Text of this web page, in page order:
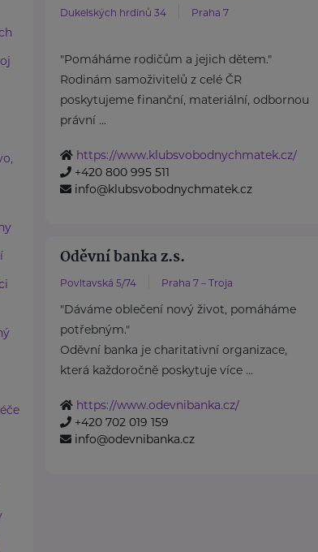
Dukelských hrdinů 34 Praha 7
"Pomáháme rodičům a jejich dětem."
Rodinám samoživitelů z celé ČR
poskytujeme finanční, materiální, odbornou
právní ...
https://www.klubsvobodnychmatek.cz/
+420 800 995 511
info@klubsvobodnychmatek.cz
Oděvní banka z.s.
Povltavská 5/74 Praha 7 – Troja
"Dáváme oblečení nový život, pomáháme
potřebným."
Oděvní banka je charitativní organizace,
která každoročně poskytuje více ...
https://www.odevnibanka.cz/
+420 702 019 159
info@odevnibanka.cz